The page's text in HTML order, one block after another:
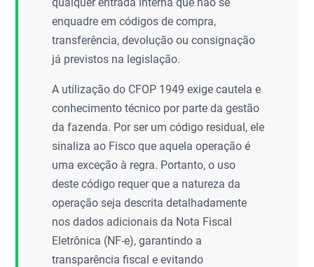
enquadre em códigos de compra,
transferência, devolução ou consignação
já previstos na legislação.
A utilização do CFOP 1949 exige cautela e
conhecimento técnico por parte da gestão
da fazenda. Por ser um código residual, ele
sinaliza ao Fisco que aquela operação é
uma exceção à regra. Portanto, o uso
deste código requer que a natureza da
operação seja descrita detalhadamente
nos dados adicionais da Nota Fiscal
Eletrônica (NF-e), garantindo a
transparência fiscal e evitando